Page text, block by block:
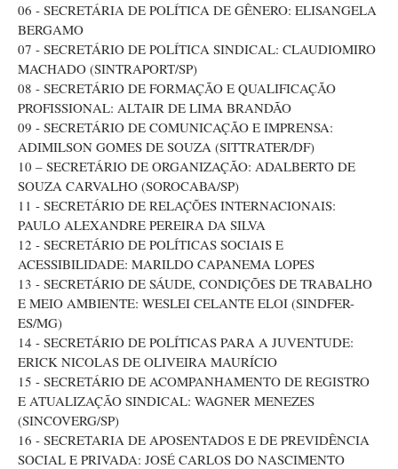
06 - SECRETÁRIA DE POLÍTICA DE GÊNERO: ELISANGELA
BERGAMO
07 - SECRETÁRIO DE POLÍTICA SINDICAL: CLAUDIOMIRO
MACHADO (SINTRAPORT/SP)
08 - SECRETÁRIO DE FORMAÇÃO E QUALIFICAÇÃO
PROFISSIONAL: ALTAIR DE LIMA BRANDÃO
09 - SECRETÁRIO DE COMUNICAÇÃO E IMPRENSA:
ADIMILSON GOMES DE SOUZA (SITTRATER/DF)
10 – SECRETÁRIO DE ORGANIZAÇÃO: ADALBERTO DE
SOUZA CARVALHO (SOROCABA/SP)
11 - SECRETÁRIO DE RELAÇÕES INTERNACIONAIS:
PAULO ALEXANDRE PEREIRA DA SILVA
12 - SECRETÁRIO DE POLÍTICAS SOCIAIS E
ACESSIBILIDADE: MARILDO CAPANEMA LOPES
13 - SECRETÁRIO DE SÁUDE, CONDIÇÕES DE TRABALHO
E MEIO AMBIENTE: WESLEI CELANTE ELOI (SINDFER-
ES/MG)
14 - SECRETÁRIO DE POLÍTICAS PARA A JUVENTUDE:
ERICK NICOLAS DE OLIVEIRA MAURÍCIO
15 - SECRETÁRIO DE ACOMPANHAMENTO DE REGISTRO
E ATUALIZAÇÃO SINDICAL: WAGNER MENEZES
(SINCOVERG/SP)
16 - SECRETARIA DE APOSENTADOS E DE PREVIDÊNCIA
SOCIAL E PRIVADA: JOSÉ CARLOS DO NASCIMENTO